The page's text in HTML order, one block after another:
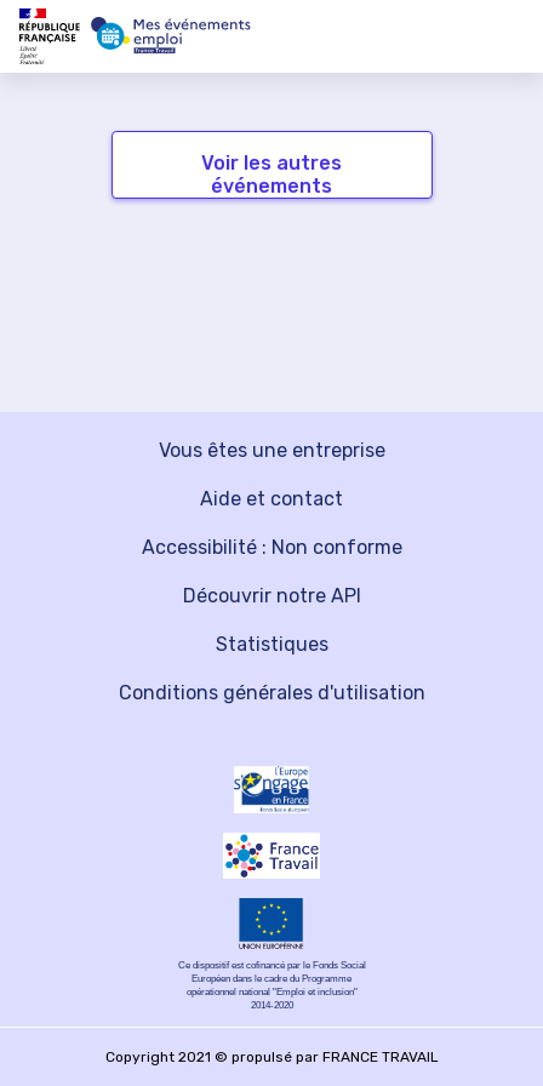
Voir les autres
événements
Vous êtes une entreprise
Découvrir notre API
Aide et contact
Statistiques
Accessibilité : Non conforme
Conditions générales d'utilisation
Ce dispositif est cofinancé par le Fonds Social
Européen dans le cadre du Programme
opérationnel national "Emploi et inclusion"
2014-2020
Copyright 2021 © propulsé par FRANCE TRAVAIL